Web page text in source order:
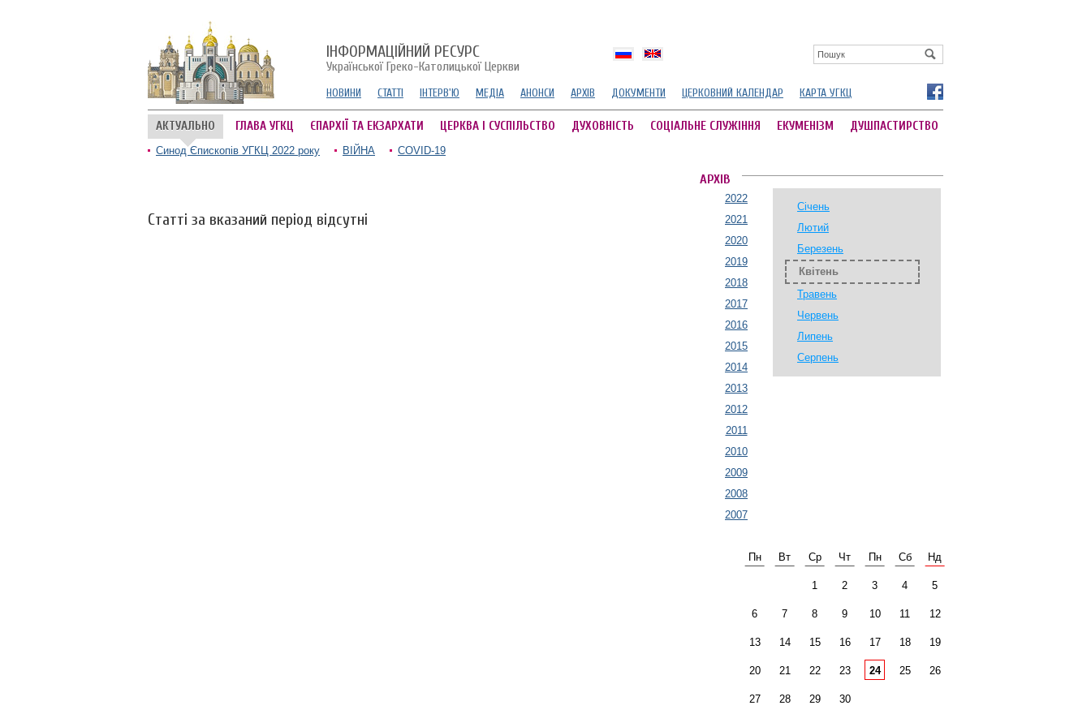
ІНФОРМАЦІЙНИЙ РЕСУРС
Української Греко-Католицької Церкви
НОВИНИ СТАТТІ ІНТЕРВ'Ю МЕДІА АНОНСИ АРХІВ ДОКУМЕНТИ ЦЕРКОВНИЙ КАЛЕНДАР КАРТА УГКЦ
АКТУАЛЬНО ГЛАВА УГКЦ ЄПАРХІЇ ТА ЕКЗАРХАТИ ЦЕРКВА І СУСПІЛЬСТВО ДУХОВНІСТЬ СОЦІАЛЬНЕ СЛУЖІННЯ ЕКУМЕНІЗМ ДУШПАСТИРСТВО
Синод Єпископів УГКЦ 2022 року ВІЙНА COVID-19
Статті за вказаний період відсутні
АРХІВ
2022
2021
2020
2019
2018
2017
2016
2015
2014
2013
2012
2011
2010
2009
2008
2007
Січень
Лютий
Березень
Квітень
Травень
Червень
Липень
Серпень
Пн Вт Ср Чт Пн Сб Нд
1 2 3 4 5
6 7 8 9 10 11 12
13 14 15 16 17 18 19
20 21 22 23 24 25 26
27 28 29 30